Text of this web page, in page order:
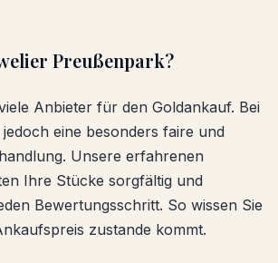
Preußenpark?
Anbieter für den Goldankauf. Bei
eine besonders faire und
Unsere erfahrenen
Ihre Stücke sorgfältig und
Bewertungsschritt. So wissen Sie
zustande kommt.